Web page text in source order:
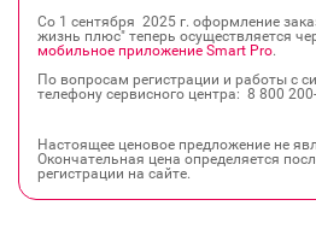
Со 1 сентября 2025 г. оформление
жизнь плюс" теперь осуществляется
мобильное приложение Smart Pro.
По вопросам регистрации и работы с
телефону сервисного центра: 8 800
Настоящее ценовое предложение не
Окончательная цена определяется
регистрации на сайте.